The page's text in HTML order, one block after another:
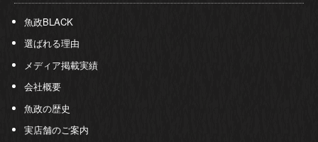
魚政BLACK
選ばれる理由
メディア掲載実績
会社概要
魚政の歴史
実店舗のご案内